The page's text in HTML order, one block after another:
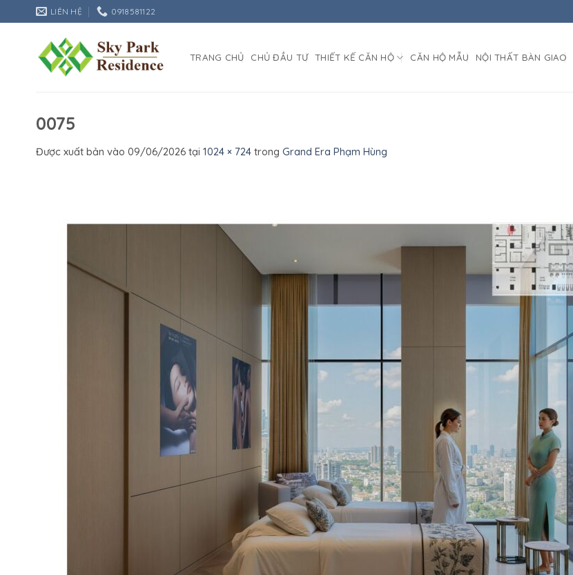
qua
LIÊN HỆ 0918581122
TRANG CHỦ CHỦ ĐẦU TƯ THIẾT KẾ CĂN HỘ CĂN HỘ MẪU NỘI THẤT BÀN GIAO
0075
Được xuất bản vào 09/06/2026 tại 1024 × 724 trong Grand Era Phạm Hùng